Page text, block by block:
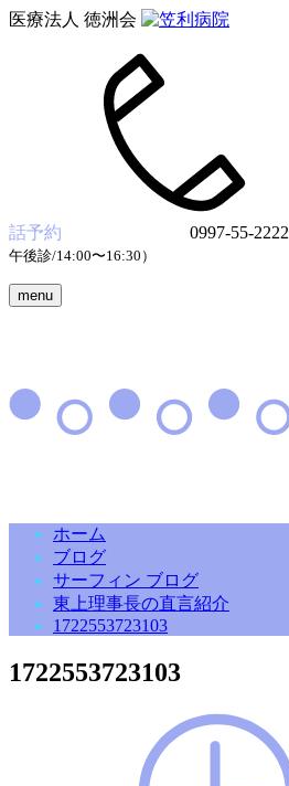
医療法人 徳洲会
話予約
0997-55-2222
午後診/14:00〜16:30）
menu
ホーム
ブログ
サーフィン ブログ
東上理事長の直言紹介
1722553723103
1722553723103